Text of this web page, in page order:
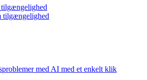
tilgængelighed
med AI med et enkelt klik